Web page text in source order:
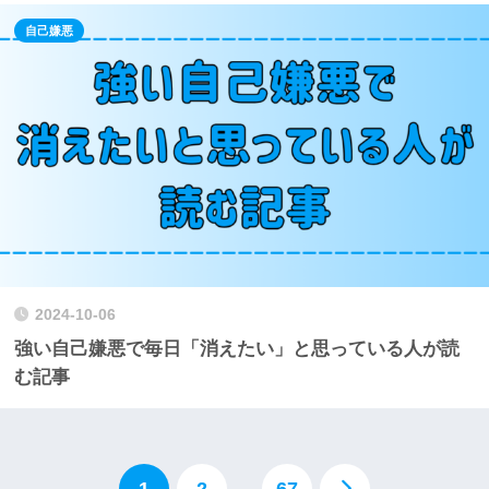
2024-10-06
強い自己嫌悪で毎日「消えたい」と思っている人が読
む記事
自己嫌悪